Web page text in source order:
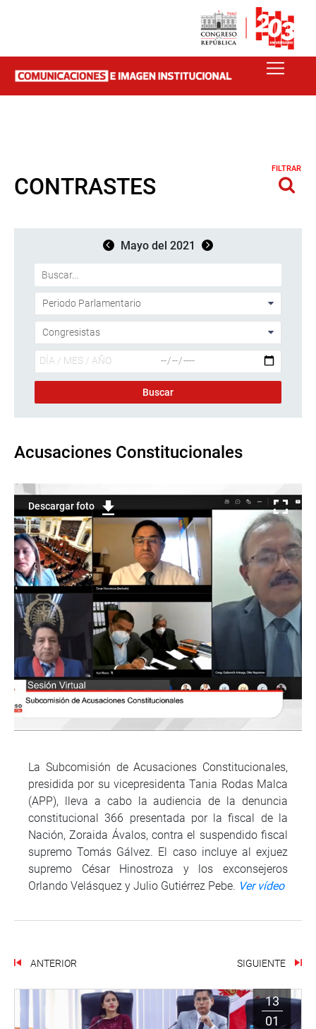
CONTRASTES
FILTRAR
Mayo del 2021
Acusaciones Constitucionales
Descargar foto
La Subcomisión de Acusaciones Constitucionales,
presidida por su vicepresidenta Tania Rodas Malca
(APP), lleva a cabo la audiencia de la denuncia
constitucional 366 presentada por la fiscal de la
Nación, Zoraida Ávalos, contra el suspendido fiscal
supremo Tomás Gálvez. El caso incluye al exjuez
supremo César Hinostroza y los exconsejeros
Orlando Velásquez y Julio Gutiérrez Pebe. Ver vídeo
ANTERIOR SIGUIENTE
13
01